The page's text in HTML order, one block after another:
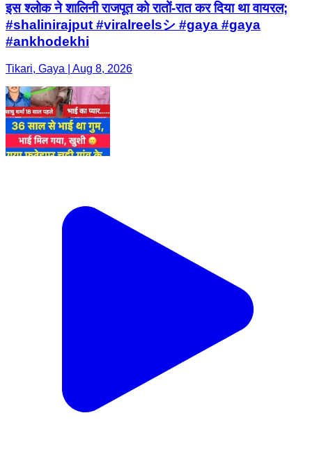
इस श्लोक ने शालिनी राजपूत को रातों-रात कर दिया था वायरल;
#shalinirajput #viralreelsシ #gaya #gaya
#ankhodekhi
Tikari, Gaya | Aug 8, 2026